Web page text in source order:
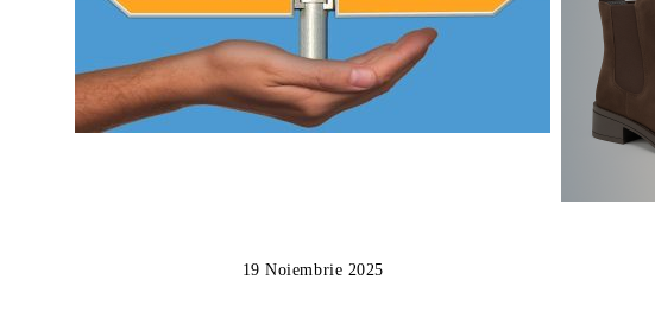
19 Noiembrie 2025